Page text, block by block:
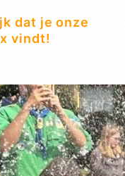
dat je onze
vindt!